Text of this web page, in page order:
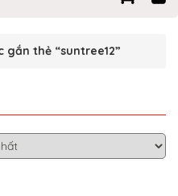
gắn thẻ “suntree12”